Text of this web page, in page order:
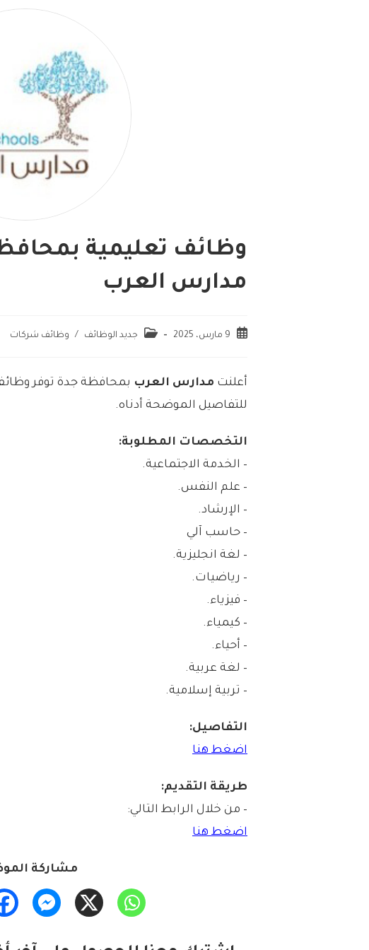
وظائف تعليمية
مدارس العرب
9 مارس، 2025 جديد الوظائف / وظائف شركات
أعلنت مدارس العرب بمحافظة جدة توفر
للتفاصيل الموضحة أدناه.
التخصصات المطلوبة:
– الخدمة الاجتماعية.
– علم النفس.
– الإرشاد.
– حاسب آلي
– لغة انجليزية.
– رياضيات.
– فيزياء.
– كيمياء.
– أحياء.
– لغة عربية.
– تربية إسلامية.
التفاصيل:
اضغط هنا
طريقة التقديم:
– من خلال الرابط التالي:
اضغط هنا
مشاركة